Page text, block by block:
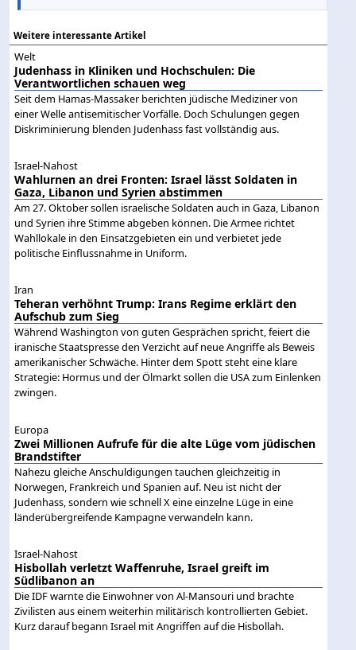
Weitere interessante Artikel
Welt
Judenhass in Kliniken und Hochschulen: Die
Verantwortlichen schauen weg
Seit dem Hamas-Massaker berichten jüdische Mediziner von
einer Welle antisemitischer Vorfälle. Doch Schulungen gegen
Diskriminierung blenden Judenhass fast vollständig aus.
Israel-Nahost
Wahlurnen an drei Fronten: Israel lässt Soldaten in
Gaza, Libanon und Syrien abstimmen
Am 27. Oktober sollen israelische Soldaten auch in Gaza, Libanon
und Syrien ihre Stimme abgeben können. Die Armee richtet
Wahllokale in den Einsatzgebieten ein und verbietet jede
politische Einflussnahme in Uniform.
Iran
Teheran verhöhnt Trump: Irans Regime erklärt den
Aufschub zum Sieg
Während Washington von guten Gesprächen spricht, feiert die
iranische Staatspresse den Verzicht auf neue Angriffe als Beweis
amerikanischer Schwäche. Hinter dem Spott steht eine klare
Strategie: Hormus und der Ölmarkt sollen die USA zum Einlenken
zwingen.
Europa
Zwei Millionen Aufrufe für die alte Lüge vom jüdischen
Brandstifter
Nahezu gleiche Anschuldigungen tauchen gleichzeitig in
Norwegen, Frankreich und Spanien auf. Neu ist nicht der
Judenhass, sondern wie schnell X eine einzelne Lüge in eine
länderübergreifende Kampagne verwandeln kann.
Israel-Nahost
Hisbollah verletzt Waffenruhe, Israel greift im
Südlibanon an
Die IDF warnte die Einwohner von Al-Mansouri und brachte
Zivilisten aus einem weiterhin militärisch kontrollierten Gebiet.
Kurz darauf begann Israel mit Angriffen auf die Hisbollah.